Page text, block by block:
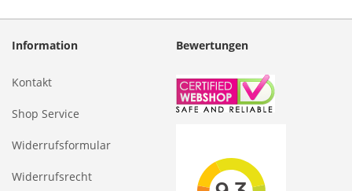
Information
Kontakt
Shop Service
Widerrufsformular
Widerrufsrecht
Bewertungen